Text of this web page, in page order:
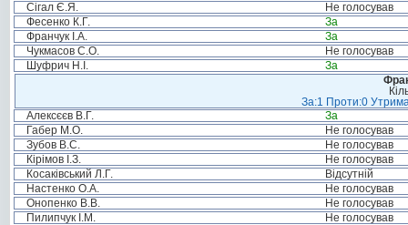
Сігал Є.Я.
Не голосував
Фесенко К.Г.
За
Франчук І.А.
За
Чукмасов С.О.
Не голосував
Шуфрич Н.І.
За
За:1 Проти:0
Алексєєв В.Г.
За
Габер М.О.
Не голосував
Зубов В.С.
Не голосував
Кірімов І.З.
Не голосував
Косаківський Л.Г.
Відсутній
Настенко О.А.
Не голосував
Онопенко В.В.
Не голосував
Пилипчук І.М.
Не голосував